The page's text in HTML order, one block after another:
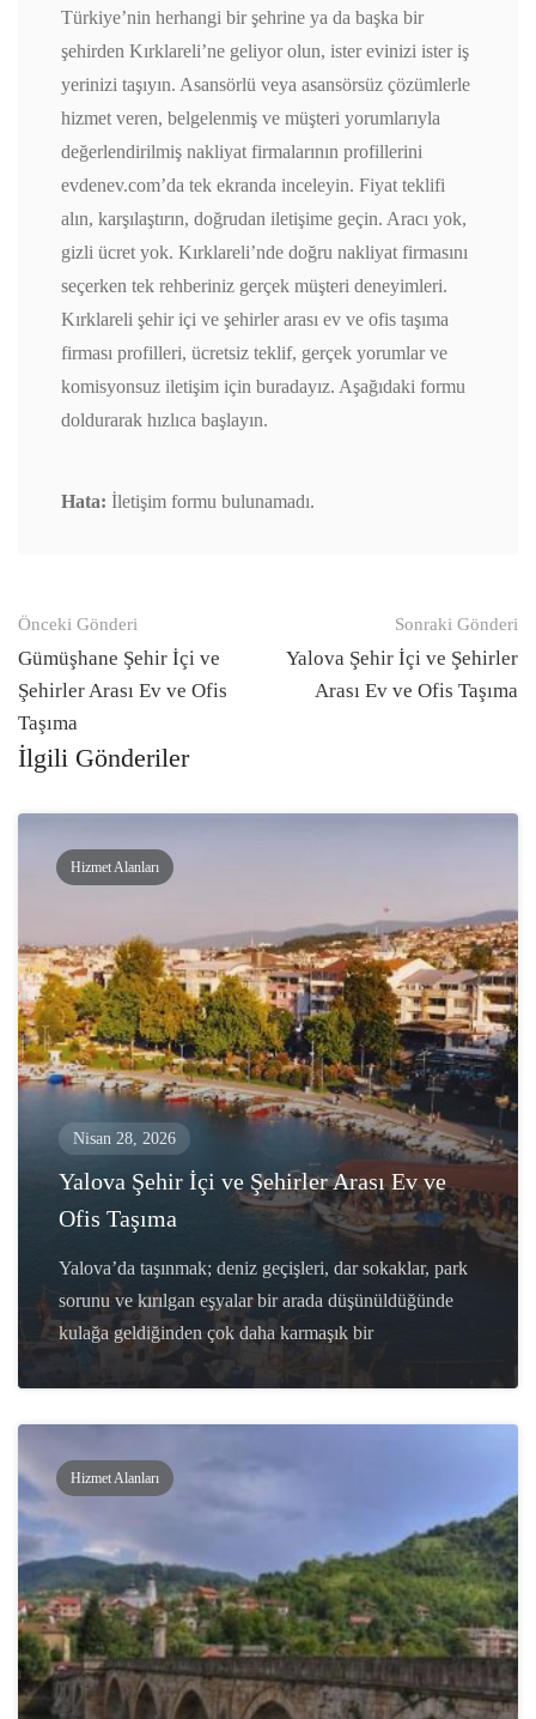
Türkiye’nin herhangi bir şehrine ya da başka bir
şehirden Kırklareli’ne geliyor olun, ister evinizi ister iş
yerinizi taşıyın. Asansörlü veya asansörsüz çözümlerle
hizmet veren, belgelenmiş ve müşteri yorumlarıyla
değerlendirilmiş nakliyat firmalarının profillerini
evdenev.com’da tek ekranda inceleyin. Fiyat teklifi
alın, karşılaştırın, doğrudan iletişime geçin. Aracı yok,
gizli ücret yok. Kırklareli’nde doğru nakliyat firmasını
seçerken tek rehberiniz gerçek müşteri deneyimleri.
Kırklareli şehir içi ve şehirler arası ev ve ofis taşıma
firması profilleri, ücretsiz teklif, gerçek yorumlar ve
komisyonsuz iletişim için buradayız. Aşağıdaki formu
doldurarak hızlıca başlayın.
Hata: İletişim formu bulunamadı.
Gönderi
navigasyonu
Önceki Gönderi
Gümüşhane Şehir İçi ve
Şehirler Arası Ev ve Ofis
Taşıma
Sonraki Gönderi
Yalova Şehir İçi ve Şehirler
Arası Ev ve Ofis Taşıma
İlgili Gönderiler
Hizmet Alanları
Nisan 28, 2026
Yalova Şehir İçi ve Şehirler Arası Ev ve
Ofis Taşıma
Yalova’da taşınmak; deniz geçişleri, dar sokaklar, park
sorunu ve kırılgan eşyalar bir arada düşünüldüğünde
kulağa geldiğinden çok daha karmaşık bir
Hizmet Alanları